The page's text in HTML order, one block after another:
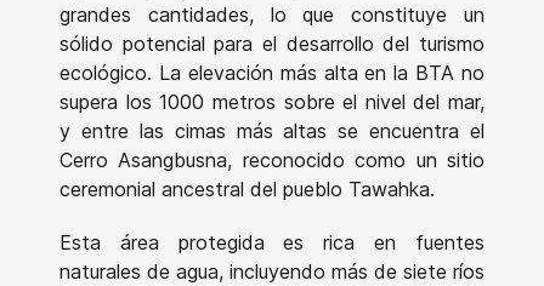
grandes cantidades, lo que constituye un
sólido potencial para el desarrollo del turismo
ecológico. La elevación más alta en la BTA no
supera los 1000 metros sobre el nivel del mar,
y entre las cimas más altas se encuentra el
Cerro Asangbusna, reconocido como un sitio
ceremonial ancestral del pueblo Tawahka.
Esta área protegida es rica en fuentes
naturales de agua, incluyendo más de siete ríos